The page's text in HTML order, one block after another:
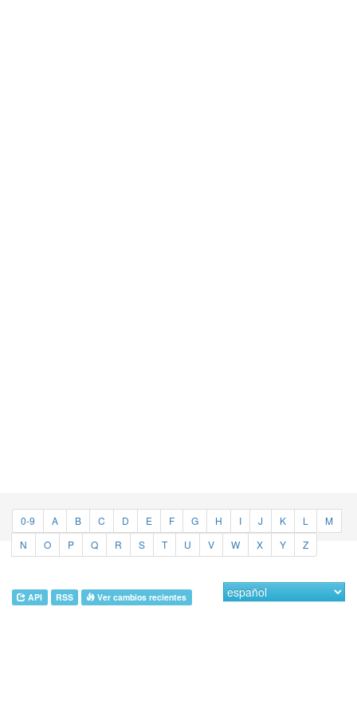
0-9 A B C D E F G H I J K L
M
N
O P Q R S T U V W X Y Z
API RSS Ver cambios recientes